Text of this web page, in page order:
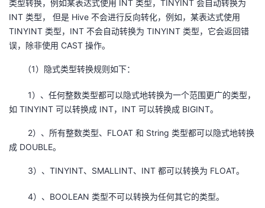
类型转换，例如某表达式使用 INT 类型，TINYINT 会自动转换为
INT 类型， 但是 Hive 不会进行反向转化，例如，某表达式使用
TINYINT 类型，INT 不会自动转换为 TINYINT 类型，它会返回错
误，除非使用 CAST 操作。
（1）隐式类型转换规则如下：
1）、任何整数类型都可以隐式地转换为一个范围更广的类型，
如 TINYINT 可以转换成 INT，INT 可以转换成 BIGINT。
2）、所有整数类型、FLOAT 和 String 类型都可以隐式地转换
成 DOUBLE。
3）、TINYINT、SMALLINT、INT 都可以转换为 FLOAT。
4）、BOOLEAN 类型不可以转换为任何其它的类型。